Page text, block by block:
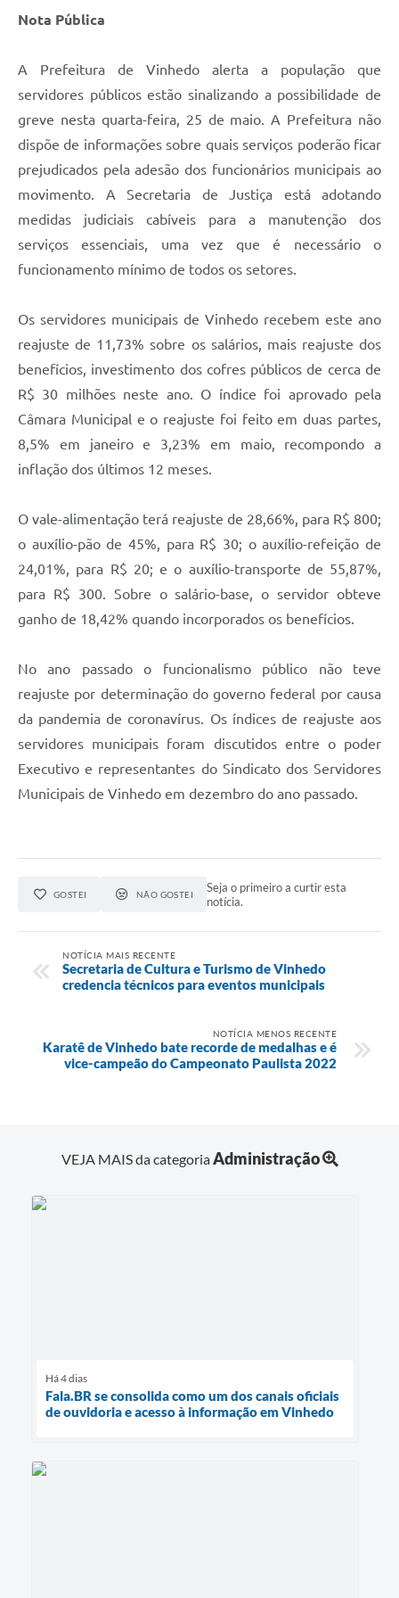
Defesa Civil
Convênios Terceiro Setor
Sistema de Protocolo
Fala.BR
Acesso à Informação
Associação dos Servidores Públicos Municipais de
Audiências Públicas
Carta de Serviços
Arquivos para Download
Galeria de Vídeos
Contas Públicas
Legislação
Links Úteis
Serviços Online
Nota Pública
A Prefeitura de Vinhedo alerta a população que
servidores públicos estão sinalizando a possibilidade de
greve nesta quarta-feira, 25 de maio. A Prefeitura não
dispõe de informações sobre quais serviços poderão ficar
prejudicados pela adesão dos funcionários municipais ao
movimento. A Secretaria de Justiça está adotando
medidas judiciais cabíveis para a manutenção dos
serviços essenciais, uma vez que é necessário o
funcionamento mínimo de todos os setores.
Os servidores municipais de Vinhedo recebem este ano
reajuste de 11,73% sobre os salários, mais reajuste dos
benefícios, investimento dos cofres públicos de cerca de
R$ 30 milhões neste ano. O índice foi aprovado pela
Câmara Municipal e o reajuste foi feito em duas partes,
8,5% em janeiro e 3,23% em maio, recompondo a
inflação dos últimos 12 meses.
O vale-alimentação terá reajuste de 28,66%, para R$ 800;
o auxílio-pão de 45%, para R$ 30; o auxílio-refeição de
24,01%, para R$ 20; e o auxílio-transporte de 55,87%,
para R$ 300. Sobre o salário-base, o servidor obteve
ganho de 18,42% quando incorporados os benefícios.
No ano passado o funcionalismo público não teve
reajuste por determinação do governo federal por causa
da pandemia de coronavírus. Os índices de reajuste aos
servidores municipais foram discutidos entre o poder
Executivo e representantes do Sindicato dos Servidores
Municipais de Vinhedo em dezembro do ano passado.
GOSTEI NÃO GOSTEI
Seja o primeiro a curtir esta
notícia.
NOTÍCIA MAIS RECENTE
Secretaria de Cultura e Turismo de Vinhedo
credencia técnicos para eventos municipais
NOTÍCIA MENOS RECENTE
Karatê de Vinhedo bate recorde de medalhas e é
vice-campeão do Campeonato Paulista 2022
VEJA MAIS da categoriaAdministração
Há 4 dias
Fala.BR se consolida como um dos canais oficiais
de ouvidoria e acesso à informação em Vinhedo